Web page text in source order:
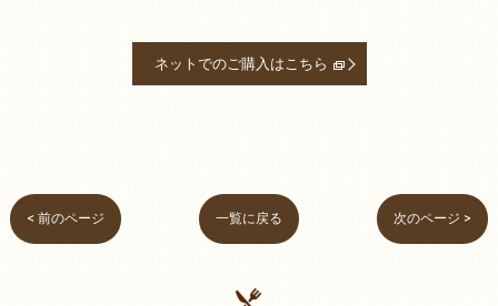
ネットでのご購入はこちら
< 前のページ 一覧に戻る 次のページ >